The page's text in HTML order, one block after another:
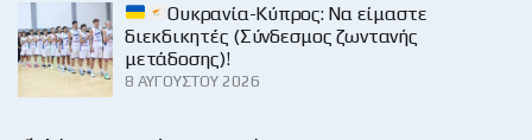
Ουκρανία-Κύπρος: Να είμαστε
διεκδικητές (Σύνδεσμος ζωντανής
μετάδοσης)!
8 ΑΥΓΟΎΣΤΟΥ 2026